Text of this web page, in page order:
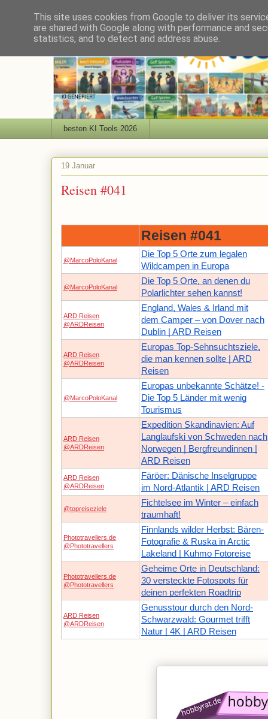
besten KI Tools 2026
19 Januar
Reisen #041
Reisen #041
@MarcoPoloKanal
Die Top 5 Orte zum legalen
Wildcampen in Europa
@MarcoPoloKanal
Die Top 5 Orte, an denen du
Polarlichter sehen kannst!
ARD Reisen
@ARDReisen
England, Wales & Irland mit
dem Camper – von Dover nach
Dublin | ARD Reisen
ARD Reisen
@ARDReisen
Europas Top-Sehnsuchtsziele,
die man kennen sollte | ARD
Reisen
@MarcoPoloKanal
Europas unbekannte Schätze! -
Die Top 5 Länder mit wenig
Tourismus
ARD Reisen
@ARDReisen
Expedition Skandinavien: Auf
Langlaufski von Schweden nach
Norwegen | Bergfreundinnen |
ARD Reisen
ARD Reisen
@ARDReisen
Färöer: Dänische Inselgruppe
im Nord-Atlantik | ARD Reisen
@topreiseziele
Fichtelsee im Winter – einfach
traumhaft!
Phototravellers.de
@Phototravellers
Finnlands wilder Herbst: Bären-
Fotografie & Ruska in Arctic
Lakeland | Kuhmo Fotoreise
Phototravellers.de
@Phototravellers
Geheime Orte in Deutschland:
30 versteckte Fotospots für
deinen perfekten Roadtrip
ARD Reisen
@ARDReisen
Genusstour durch den Nord-
Schwarzwald: Gourmet trifft
Natur | 4K | ARD Reisen
This site uses cookies from Google to deliver its
are shared with Google along with performance and
statistics, and to detect and address abuse.